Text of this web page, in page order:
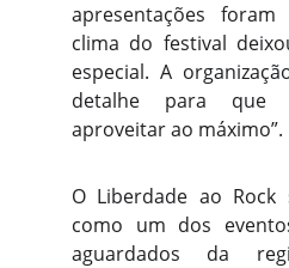
apresentações
clima do festival
especial. A
detalhe para que
aproveitar ao máximo”.
O Liberdade ao Rock
como um dos
aguardados da